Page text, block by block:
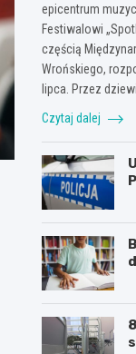
epicentrum
Festiwalowi
częścią
Wrońskiego,
lipca. Przez
Czytaj dalej